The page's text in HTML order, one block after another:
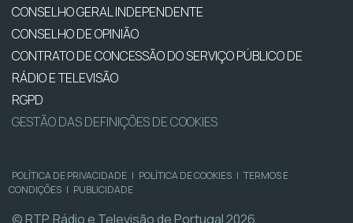
CONSELHO GERAL INDEPENDENTE
CONSELHO DE OPINIÃO
CONTRATO DE CONCESSÃO DO SERVIÇO PÚBLICO DE
RÁDIO E TELEVISÃO
RGPD
GESTÃO DAS DEFINIÇÕES DE COOKIES
POLÍTICA DE PRIVACIDADE | POLÍTICA DE COOKIES | TERMOS E
CONDIÇÕES | PUBLICIDADE
© RTP, Rádio e Televisão de Portugal 2026